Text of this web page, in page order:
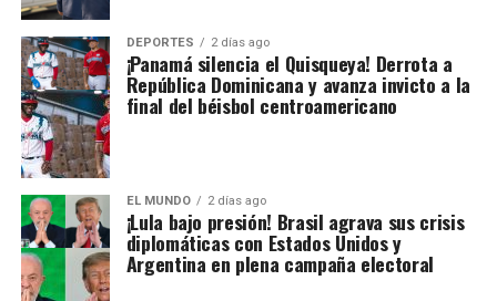
DEPORTES 2 días ago
¡Panamá silencia el Quisqueya! Derrota a
República Dominicana y avanza invicto a la
final del béisbol centroamericano
EL MUNDO 2 días ago
¡Lula bajo presión! Brasil agrava sus crisis
diplomáticas con Estados Unidos y
Argentina en plena campaña electoral